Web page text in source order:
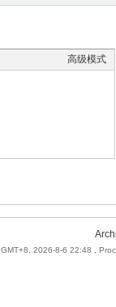
高级模式
GMT+8, 2026-8-6 22:48 ,